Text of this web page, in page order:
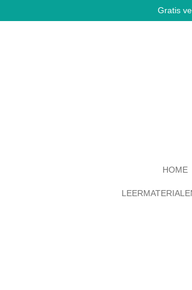
direct
Gratis
HOME